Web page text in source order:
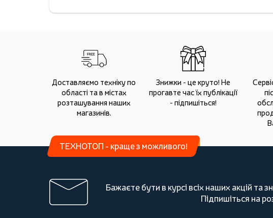
Доставляємо техніку по
області та в містах
розташування наших
магазинів.
Знижки - це круто! Не
прогавте час їх публікації
- підпишіться!
ТЕХНОТОП - краще з можливого!
Бажаєте бути в курсі всіх наших акцій та
Підпишіться на